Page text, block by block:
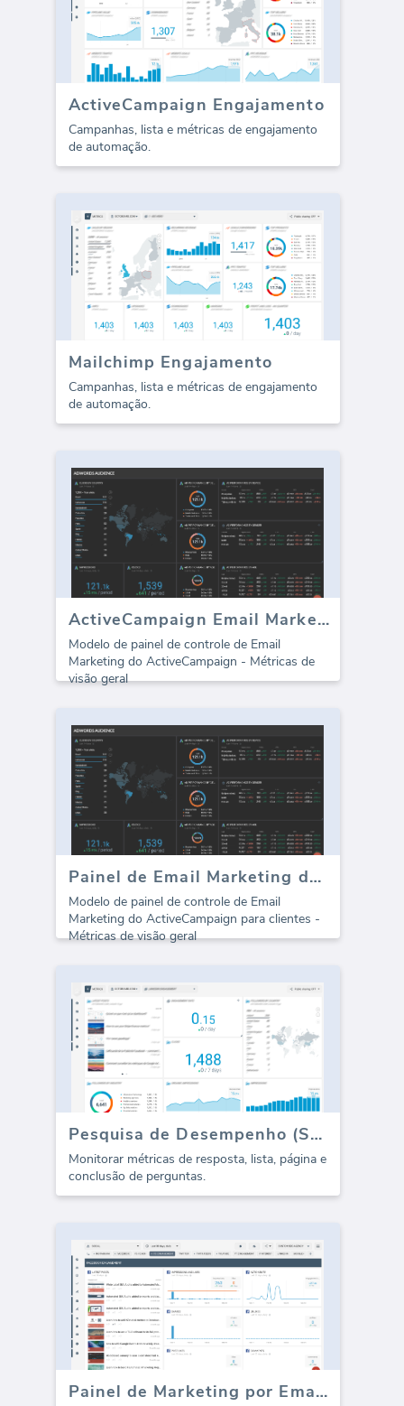
ActiveCampaign Engajamento
Campanhas, lista e métricas de engajamento
de automação.
Mailchimp Engajamento
Campanhas, lista e métricas de engajamento
de automação.
ActiveCampaign Email Marketing
Modelo de painel de controle de Email
Marketing do ActiveCampaign - Métricas de
visão geral
Painel de Email Marketing do MailChimp
Modelo de painel de controle de Email
Marketing do ActiveCampaign para clientes -
Métricas de visão geral
Pesquisa de Desempenho (SurveyMonkey Performance)
Monitorar métricas de resposta, lista, página e
conclusão de perguntas.
Painel de Marketing por Email do CampaignMonitor